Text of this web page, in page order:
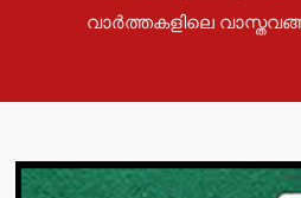
വാർത്തകളിലെ